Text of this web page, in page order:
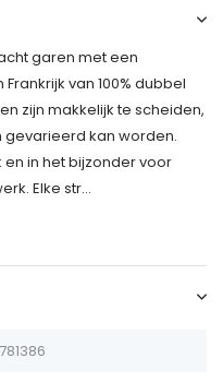
garen met een
van 100% dubbel
zijn makkelijk te scheiden,
kan worden.
in het bijzonder voor
Elke str...